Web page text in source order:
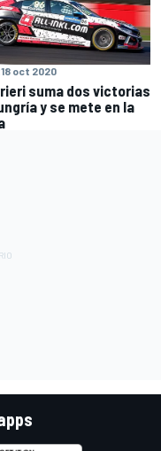
18 oct 2020
suma dos victorias
y se mete en la